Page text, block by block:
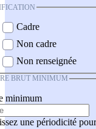
Cadre
Non cadre
Non renseignée
BRUT MINIMUM
minimum
une périodicité